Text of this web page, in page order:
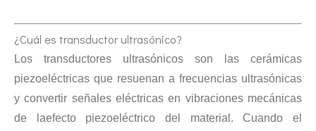
Actualmente, la investigación sobre la extracción de antioxidantes
¿Cuál es transductor ultrasónico?
Los transductores ultrasónicos son las cerámicas
piezoeléctricas que resuenan a frecuencias ultrasónicas
y convertir señales eléctricas en vibraciones mecánicas
de laefecto piezoeléctrico del material. Cuando el